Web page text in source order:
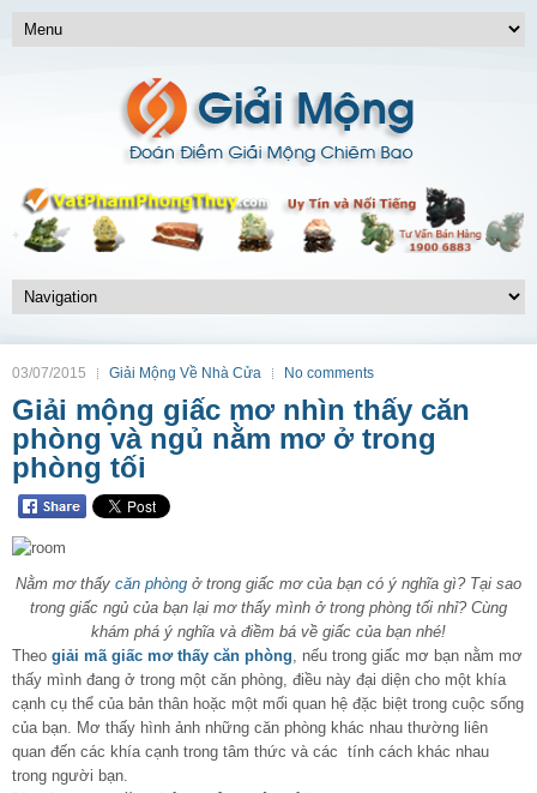
03/07/2015 Giải Mộng Về Nhà Cửa No comments
Giải mộng giấc mơ nhìn thấy căn
phòng và ngủ nằm mơ ở trong
phòng tối
Nằm mơ thấy căn phòng ở trong giấc mơ của bạn có ý nghĩa gì? Tại sao
trong giấc ngủ của bạn lại mơ thấy mình ở trong phòng tối nhỉ? Cùng
khám phá ý nghĩa và điềm bá về giấc của bạn nhé!
Theo giải mã giấc mơ thấy căn phòng, nếu trong giấc mơ bạn nằm mơ
thấy mình đang ở trong một căn phòng, điều này đại diện cho một khía
cạnh cụ thể của bản thân hoặc một mối quan hệ đặc biệt trong cuộc sống
của bạn. Mơ thấy hình ảnh những căn phòng khác nhau thường liên
quan đến các khía cạnh trong tâm thức và các tính cách khác nhau
trong người bạn.